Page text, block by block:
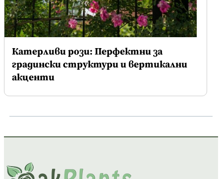
Катерливи рози: Перфектни за
градински структури и вертикални
акценти